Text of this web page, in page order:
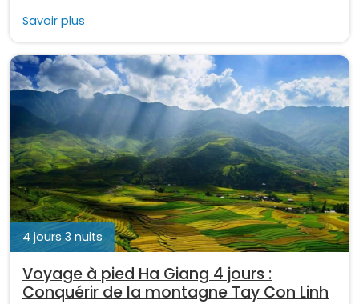
Savoir plus
4 jours 3 nuits
Voyage à pied Ha Giang 4 jours :
Conquérir de la montagne Tay Con Linh